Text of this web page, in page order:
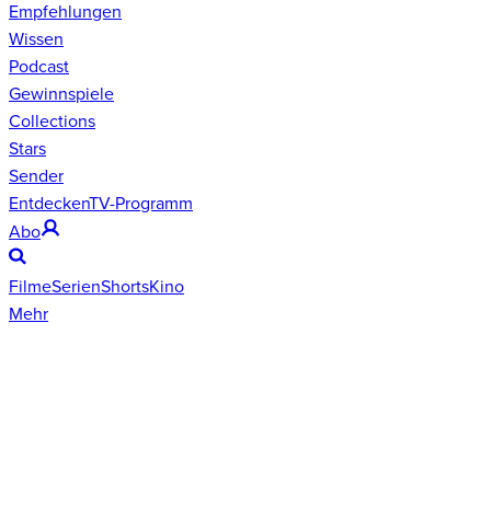
Empfehlungen
Wissen
Podcast
Gewinnspiele
Collections
Stars
Sender
EntdeckenTV-Programm
Abo
FilmeSerienShortsKino
Mehr